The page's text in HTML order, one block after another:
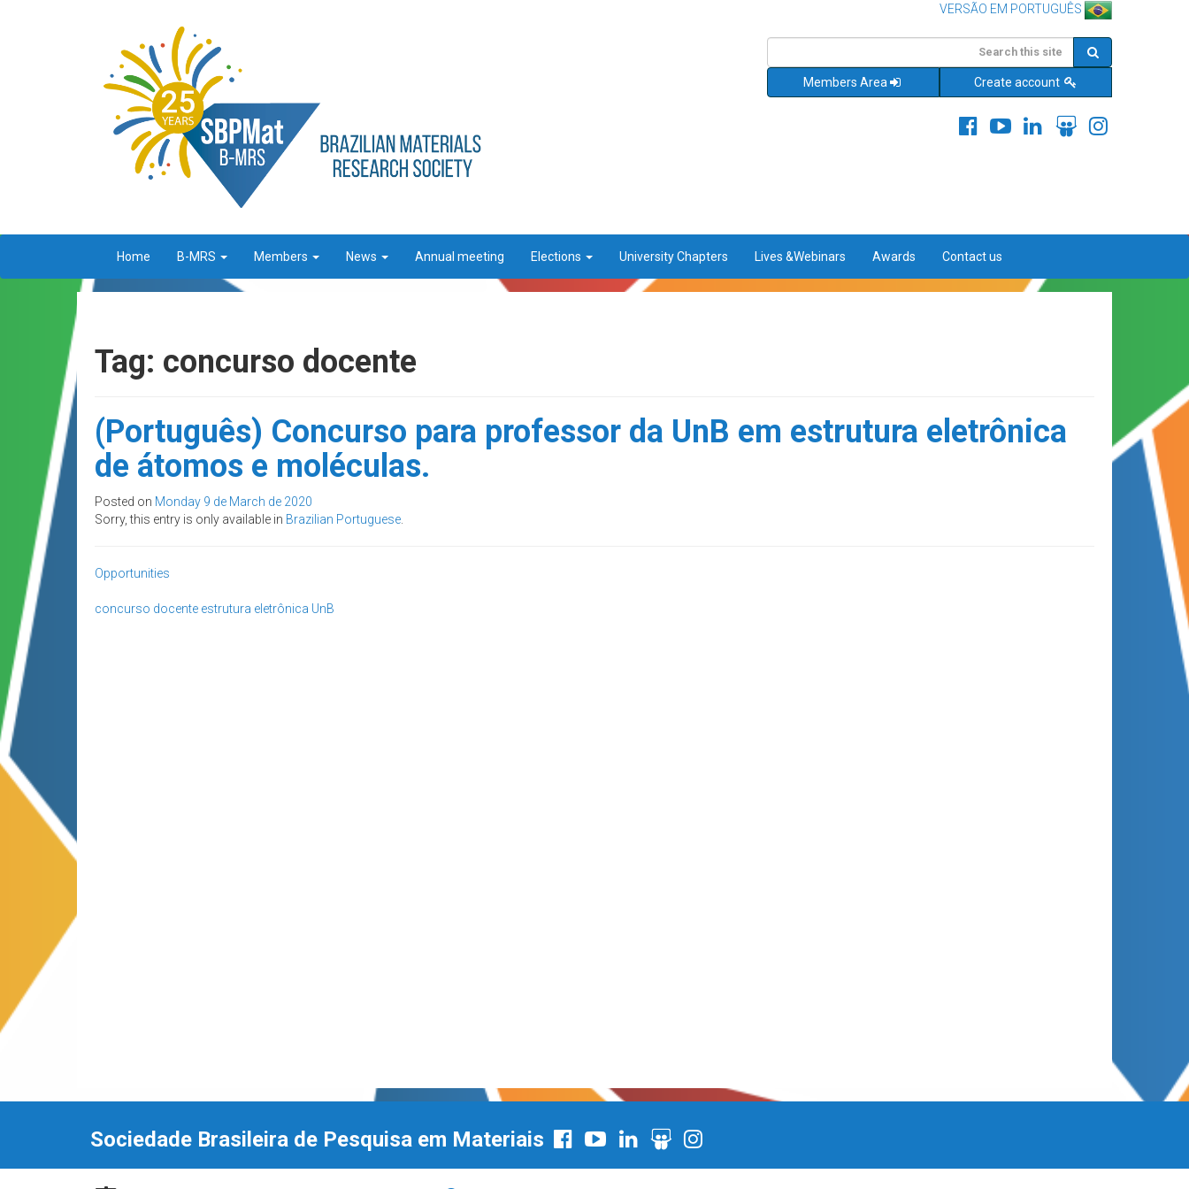
VERSÃO EM PORTUGUÊS
Members Area Create account
Home B-MRS Members News Annual meeting Elections University Chapters Lives &Webinars Awards Contact us
Tag: concurso docente
(Português) Concurso para professor da UnB em estrutura eletrônica
de átomos e moléculas.
Posted on Monday 9 de March de 2020
Sorry, this entry is only available in Brazilian Portuguese
Opportunities
concurso docente estrutura eletrônica UnB
Sociedade Brasileira de Pesquisa em Materiais